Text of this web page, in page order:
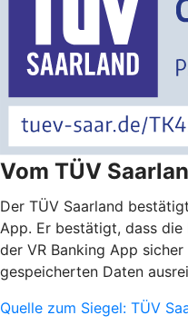
Vom TÜV
Der TÜV Saarland
App. Er bestätigt, dass die
der VR Banking App
gespeicherten Daten
Quelle zum Siegel: TÜV